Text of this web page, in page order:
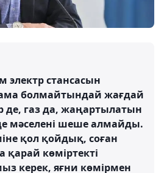
электр стансасын
болмайтындай жағдай
де, газ да, жаңартылатын
мәселені шеше алмайды.
қол қойдық, соған
қарай көміртекті
керек, яғни көмірмен